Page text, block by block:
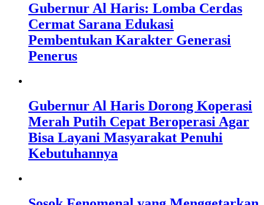
Gubernur Al Haris: Lomba Cerdas
Cermat Sarana Edukasi
Pembentukan Karakter Generasi
Penerus
Gubernur Al Haris Dorong Koperasi
Merah Putih Cepat Beroperasi Agar
Bisa Layani Masyarakat Penuhi
Kebutuhannya